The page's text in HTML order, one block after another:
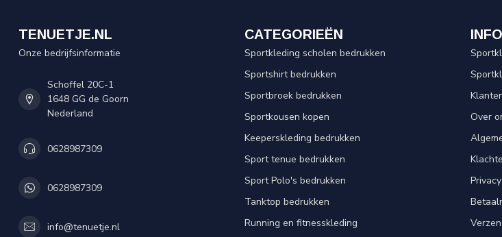
TENUETJE.NL
Onze bedrijfsinformatie
Schoffel 20C-1
1648 GG de Goorn
Nederland
0628987309
0628987309
info@tenuetje.nl
CATEGORIEËN
Sportkleding scholen bedrukken
Sportshirt bedrukken
Sportbroek bedrukken
Sportkousen kopen
Keeperskleding bedrukken
Sport tenue bedrukken
Sport Polo's bedrukken
Tanktop bedrukken
Running en fitnesskleding
Over